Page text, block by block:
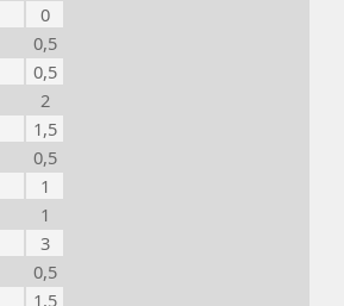
0
0,5
0,5
2
1,5
0,5
1
1
3
0,5
1,5